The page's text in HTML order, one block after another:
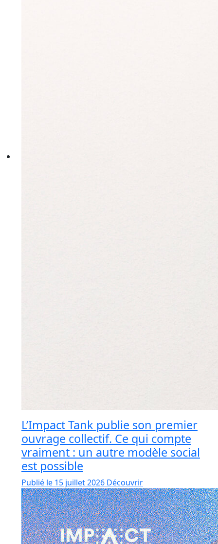
L’Impact Tank publie son premier
ouvrage collectif. Ce qui compte
vraiment : un autre modèle social
est possible
Publié le 15 juillet 2026 Découvrir